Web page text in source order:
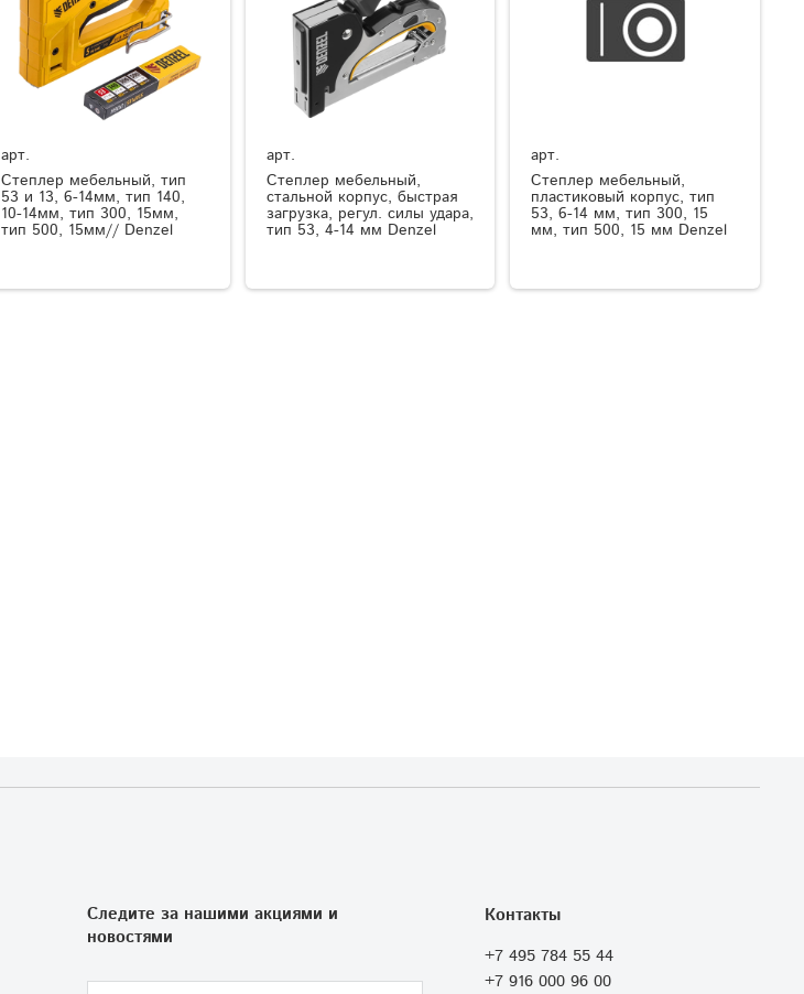
арт.
Степлер мебельный, тип
53 и 13, 6-14мм, тип 140,
10-14мм, тип 300, 15мм,
тип 500, 15мм// Denzel
арт.
Степлер мебельный,
стальной корпус, быстрая
загрузка, регул. силы удара,
тип 53, 4-14 мм Denzel
арт.
Степлер мебельный,
пластиковый корпус, тип
53, 6-14 мм, тип 300, 15
мм, тип 500, 15 мм Denzel
Контакты
+7 495 784 55 44
+7 916 000 96 00
Следите за нашими акциями и
новостями